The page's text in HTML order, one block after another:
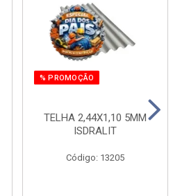
% PROMOÇÃO
TELHA 2,44X1,10 5MM
ISDRALIT
Código: 13205